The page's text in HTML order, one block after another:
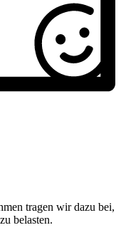
tragen wir dazu bei,
belasten.